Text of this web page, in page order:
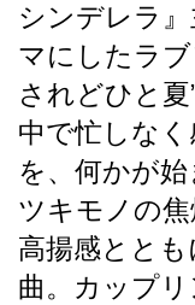
シンデレラ
マにしたラブ
されどひと
中で忙しな
を、何かが
ツキモノの
高揚感とと
曲。カップ